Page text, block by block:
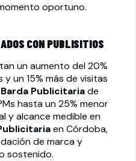
oportuno.
CON PUBLISITIOS
un aumento del 20%
un 15% más de visitas
Barda Publicitariade
hasta un 25% menor
y alcance medible en
en Córdoba,
de marca y
sostenido.